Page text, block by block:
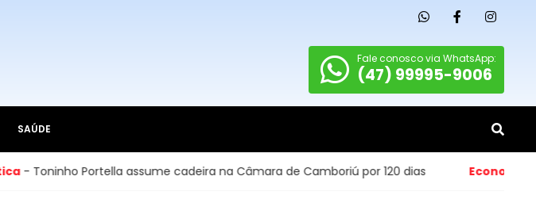
Fale conosco via WhatsApp:
(47) 99995-9006
SAÚDE
Portella assume cadeira na Câmara de Camboriú por 120 dias Economia-